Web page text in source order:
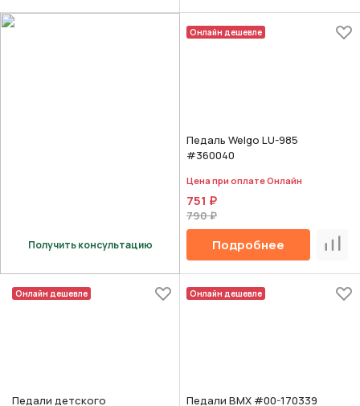
Получить консультацию
Онлайн дешевле
Педаль Welgo LU-985
#360040
Цена при оплате Онлайн
751 ₽
790 ₽
Подробнее
Онлайн дешевле
Педали детского
Онлайн дешевле
Педали BMX #00-170339